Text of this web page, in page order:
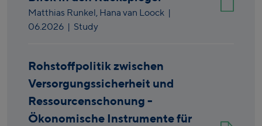
Matthias Runkel, Hana van Loock |
06.2026 | Study
Rohstoffpolitik zwischen
Versorgungssicherheit und
Ressourcenschonung -
Ökonomische Instrumente für